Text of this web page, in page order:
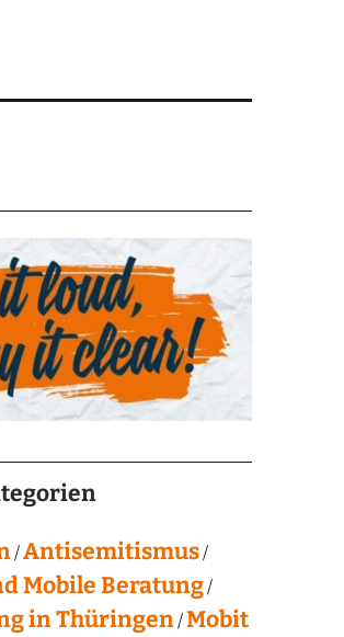
Antisemitismus
Mobile Beratung
in Thüringen Mobit